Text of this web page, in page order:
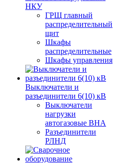
НКУ
ГРЩ главный
распределительный
щит
Шкафы
распределительные
Шкафы управления
Выключатели и
разъединители 6(10) кВ
Выключатели
нагрузки
автогазовые ВНА
Разъединители
РЛНД